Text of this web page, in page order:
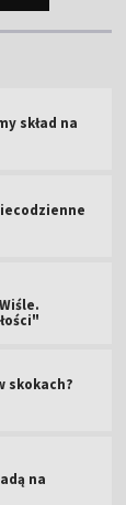
skład na
skokach?
na